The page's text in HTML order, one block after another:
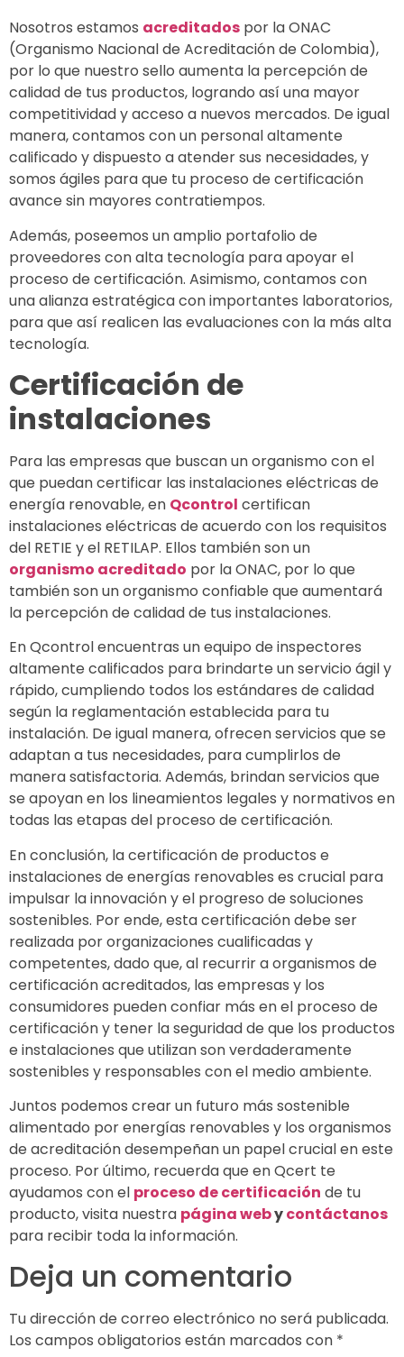
Nosotros estamos acreditados por la ONAC
(Organismo Nacional de Acreditación de Colombia),
por lo que nuestro sello aumenta la percepción de
calidad de tus productos, logrando así una mayor
competitividad y acceso a nuevos mercados. De igual
manera, contamos con un personal altamente
calificado y dispuesto a atender sus necesidades, y
somos ágiles para que tu proceso de certificación
avance sin mayores contratiempos.
Además, poseemos un amplio portafolio de
proveedores con alta tecnología para apoyar el
proceso de certificación. Asimismo, contamos con
una alianza estratégica con importantes laboratorios,
para que así realicen las evaluaciones con la más alta
tecnología.
Certificación de
instalaciones
Para las empresas que buscan un organismo con el
que puedan certificar las instalaciones eléctricas de
energía renovable, en Qcontrol certifican
instalaciones eléctricas de acuerdo con los requisitos
del RETIE y el RETILAP. Ellos también son un
organismo acreditado por la ONAC, por lo que
también son un organismo confiable que aumentará
la percepción de calidad de tus instalaciones.
En Qcontrol encuentras un equipo de inspectores
altamente calificados para brindarte un servicio ágil y
rápido, cumpliendo todos los estándares de calidad
según la reglamentación establecida para tu
instalación. De igual manera, ofrecen servicios que se
adaptan a tus necesidades, para cumplirlos de
manera satisfactoria. Además, brindan servicios que
se apoyan en los lineamientos legales y normativos en
todas las etapas del proceso de certificación.
En conclusión, la certificación de productos e
instalaciones de energías renovables es crucial para
impulsar la innovación y el progreso de soluciones
sostenibles. Por ende, esta certificación debe ser
realizada por organizaciones cualificadas y
competentes, dado que, al recurrir a organismos de
certificación acreditados, las empresas y los
consumidores pueden confiar más en el proceso de
certificación y tener la seguridad de que los productos
e instalaciones que utilizan son verdaderamente
sostenibles y responsables con el medio ambiente.
Juntos podemos crear un futuro más sostenible
alimentado por energías renovables y los organismos
de acreditación desempeñan un papel crucial en este
proceso. Por último, recuerda que en Qcert te
ayudamos con el proceso de certificación de tu
producto, visita nuestra página webycontáctanos
para recibir toda la información.
Deja un comentario
Tu dirección de correo electrónico no será publicada.
Los campos obligatorios están marcados con *